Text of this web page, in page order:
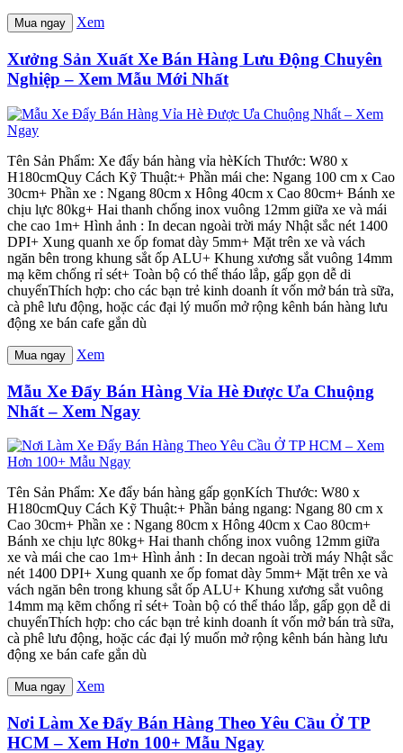
Mua ngay Xem
Xưởng Sản Xuất Xe Bán Hàng Lưu Động Chuyên
Nghiệp – Xem Mẫu Mới Nhất
Tên Sản Phẩm: Xe đẩy bán hàng vỉa hèKích Thước: W80 x
H180cmQuy Cách Kỹ Thuật:+ Phần mái che: Ngang 100 cm x Cao
30cm+ Phần xe : Ngang 80cm x Hông 40cm x Cao 80cm+ Bánh xe
chịu lực 80kg+ Hai thanh chống inox vuông 12mm giữa xe và mái
che cao 1m+ Hình ảnh : In decan ngoài trời máy Nhật sắc nét 1400
DPI+ Xung quanh xe ốp fomat dày 5mm+ Mặt trên xe và vách
ngăn bên trong khung sắt ốp ALU+ Khung xương sắt vuông 14mm
mạ kẽm chống rỉ sét+ Toàn bộ có thể tháo lắp, gấp gọn dễ di
chuyểnThích hợp: cho các bạn trẻ kinh doanh ít vốn mở bán trà sữa,
cà phê lưu động, hoặc các đại lý muốn mở rộng kênh bán hàng lưu
động xe bán cafe gắn dù
Mua ngay Xem
Mẫu Xe Đẩy Bán Hàng Vỉa Hè Được Ưa Chuộng
Nhất – Xem Ngay
Tên Sản Phẩm: Xe đẩy bán hàng gấp gọnKích Thước: W80 x
H180cmQuy Cách Kỹ Thuật:+ Phần bảng ngang: Ngang 80 cm x
Cao 30cm+ Phần xe : Ngang 80cm x Hông 40cm x Cao 80cm+
Bánh xe chịu lực 80kg+ Hai thanh chống inox vuông 12mm giữa
xe và mái che cao 1m+ Hình ảnh : In decan ngoài trời máy Nhật sắc
nét 1400 DPI+ Xung quanh xe ốp fomat dày 5mm+ Mặt trên xe và
vách ngăn bên trong khung sắt ốp ALU+ Khung xương sắt vuông
14mm mạ kẽm chống rỉ sét+ Toàn bộ có thể tháo lắp, gấp gọn dễ di
chuyểnThích hợp: cho các bạn trẻ kinh doanh ít vốn mở bán trà sữa,
cà phê lưu động, hoặc các đại lý muốn mở rộng kênh bán hàng lưu
động xe bán cafe gắn dù
Mua ngay Xem
Nơi Làm Xe Đẩy Bán Hàng Theo Yêu Cầu Ở TP
HCM – Xem Hơn 100+ Mẫu Ngay